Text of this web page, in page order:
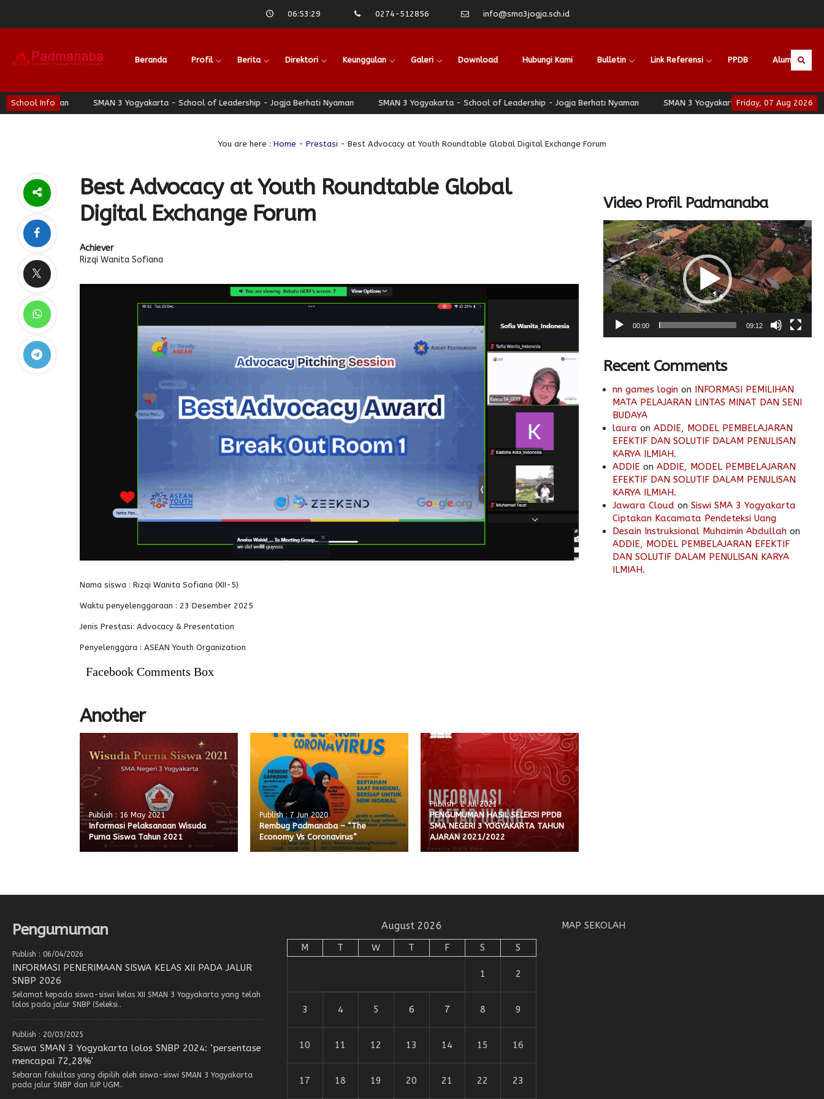
06:53 :29 0274-512856 info@sma3jogja.sch.id
Beranda Profil Berita Direktori Keunggulan Galeri Download Hubungi Kami Bulletin Link Referensi PPDB Alumni
School Info Friday, 07 Aug 2026
Nyaman SMAN 3 Yogyakarta - School of Leadership - Jogja Berhati Nyaman SMAN 3 Yogyakarta - School of Leadership - Jogja Berhati Nyaman SMAN 3 Yogyakarta - School of Leadership -
You are here : Home - Prestasi - Best Advocacy at Youth Roundtable Global Digital Exchange Forum
Best Advocacy at Youth Roundtable Global
Digital Exchange Forum
Achiever
Rizqi Wanita Sofiana
Nama siswa : Rizqi Wanita Sofiana (XII-5)
Waktu penyelenggaraan : 23 Desember 2025
Jenis Prestasi: Advocacy & Presentation
Penyelenggara : ASEAN Youth Organization
Facebook Comments Box
Another
Publish : 16 May 2021
Informasi Pelaksanaan Wisuda
Purna Siswa Tahun 2021
Publish : 7 Jun 2020
Rembug Padmanaba – “The
Economy Vs Coronavirus”
Publish : 2 Jul 2021
PENGUMUMAN HASIL SELEKSI PPDB
SMA NEGERI 3 YOGYAKARTA TAHUN
AJARAN 2021/2022
Video Profil Padmanaba
Video
Player
00:00 09:12
Recent Comments
nn games login on INFORMASI PEMILIHAN
MATA PELAJARAN LINTAS MINAT DAN SENI
BUDAYA
laura on ADDIE, MODEL PEMBELAJARAN
EFEKTIF DAN SOLUTIF DALAM PENULISAN
KARYA ILMIAH.
ADDIE on ADDIE, MODEL PEMBELAJARAN
EFEKTIF DAN SOLUTIF DALAM PENULISAN
KARYA ILMIAH.
Jawara Cloud on Siswi SMA 3 Yogyakarta
Ciptakan Kacamata Pendeteksi Uang
Desain Instruksional Muhaimin Abdullah on
ADDIE, MODEL PEMBELAJARAN EFEKTIF
DAN SOLUTIF DALAM PENULISAN KARYA
ILMIAH.
Pengumuman
Publish : 06/04/2026
INFORMASI PENERIMAAN SISWA KELAS XII PADA JALUR
SNBP 2026
Selamat kepada siswa-siswi kelas XII SMAN 3 Yogyakarta yang telah
lolos pada jalur SNBP (Seleksi..
Publish : 20/03/2025
Siswa SMAN 3 Yogyakarta lolos SNBP 2024: ‘persentase
mencapai 72,28%’
Sebaran fakultas yang dipilih oleh siswa-siswi SMAN 3 Yogyakarta
pada jalur SNBP dan IUP UGM..
August 2026
M T W T F S S
1 2
3 4 5 6 7 8 9
10 11 12 13 14 15 16
17 18 19 20 21 22 23
MAP SEKOLAH